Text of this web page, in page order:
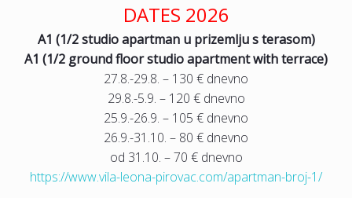
DATES 2026
A1 (1/2 studio apartman u prizemlju s terasom)
A1 (1/2 ground floor studio apartment with terrace)
27.8.-29.8. – 130 € dnevno
29.8.-5.9. – 120 € dnevno
25.9.-26.9. – 105 € dnevno
26.9.-31.10. – 80 € dnevno
od 31.10. – 70 € dnevno
https://www.vila-leona-pirovac.com/apartman-broj-1/